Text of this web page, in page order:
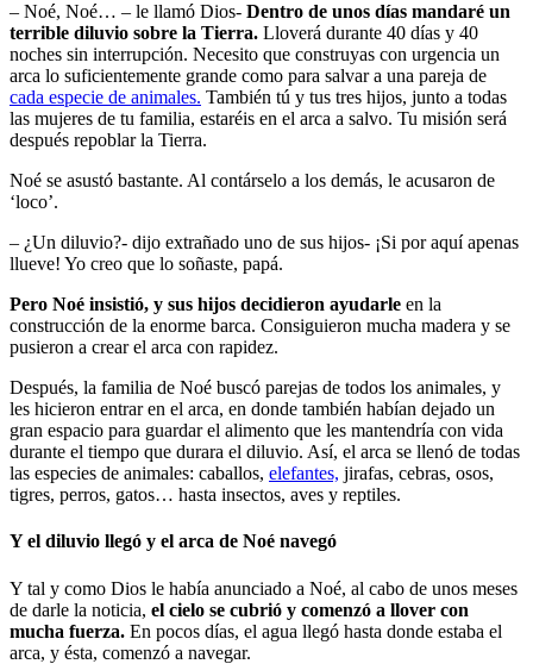
– Noé, Noé… – le llamó Dios- Dentro de unos días mandaré un
terrible diluvio sobre la Tierra. Lloverá durante 40 días y 40
noches sin interrupción. Necesito que construyas con urgencia un
arca lo suficientemente grande como para salvar a una pareja de
cada especie de animales. También tú y tus tres hijos, junto a todas
las mujeres de tu familia, estaréis en el arca a salvo. Tu misión será
después repoblar la Tierra.
Noé se asustó bastante. Al contárselo a los demás, le acusaron de
‘loco’.
– ¿Un diluvio?- dijo extrañado uno de sus hijos- ¡Si por aquí apenas
llueve! Yo creo que lo soñaste, papá.
Pero Noé insistió, y sus hijos decidieron ayudarle en la
construcción de la enorme barca. Consiguieron mucha madera y se
pusieron a crear el arca con rapidez.
Después, la familia de Noé buscó parejas de todos los animales, y
les hicieron entrar en el arca, en donde también habían dejado un
gran espacio para guardar el alimento que les mantendría con vida
durante el tiempo que durara el diluvio. Así, el arca se llenó de todas
las especies de animales: caballos, elefantes, jirafas, cebras, osos,
tigres, perros, gatos… hasta insectos, aves y reptiles.
Y el diluvio llegó y el arca de Noé navegó
Y tal y como Dios le había anunciado a Noé, al cabo de unos meses
de darle la noticia, el cielo se cubrió y comenzó a llover con
mucha fuerza. En pocos días, el agua llegó hasta donde estaba el
arca, y ésta, comenzó a navegar.